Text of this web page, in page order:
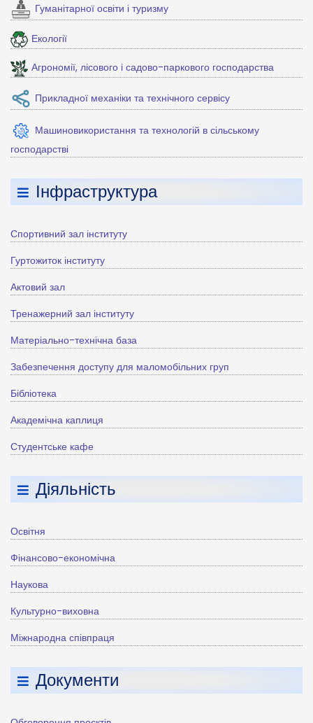
Гуманітарної освіти і туризму
Екології
Агрономії, лісового і садово-паркового господарства
Прикладної механіки та технічного сервісу
Машиновикористання та технологій в сільському
господарстві
Інфраструктура
Спортивний зал інституту
Гуртожиток інституту
Актовий зал
Тренажерний зал інституту
Матеріально-технічна база
Забезпечення доступу для маломобільних груп
Бібліотека
Академічна каплиця
Студентське кафе
Діяльність
Освітня
Фінансово-економічна
Наукова
Культурно-виховна
Міжнародна співпраця
Документи